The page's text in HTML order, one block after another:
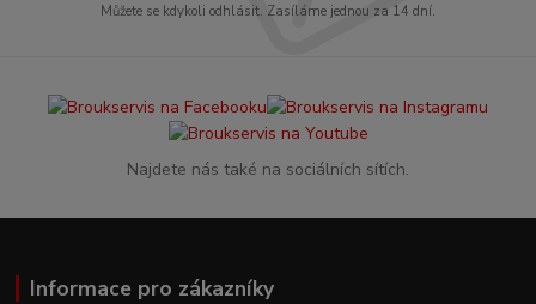
Můžete se kdykoli odhlásit. Zasíláme jednou za 14 dní.
Najdete nás také na sociálních sítích.
Informace pro zákazníky